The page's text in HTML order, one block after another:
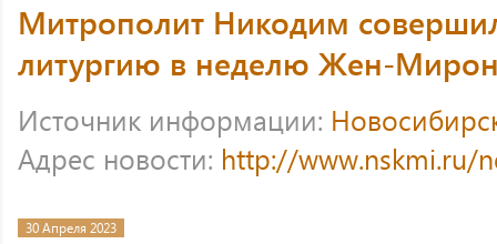
Митрополит Никодим
литургию в неделю Жен-
Источник информации:
Адрес новости: http://www.nskmi.ru/
30 Апреля 2023